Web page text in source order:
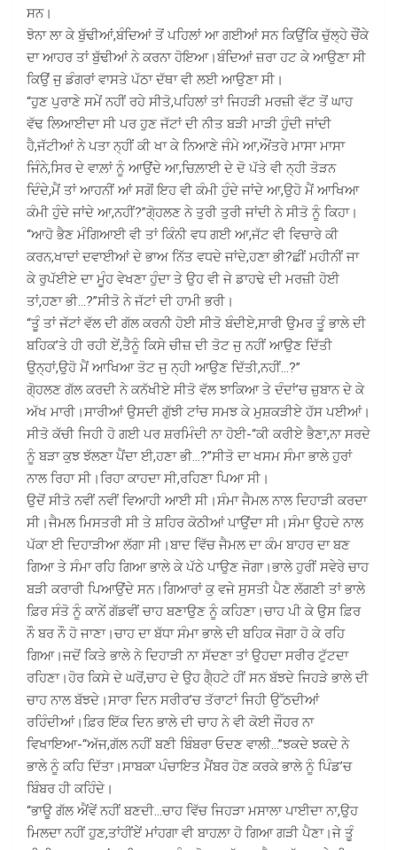
ਸਨ।
ਝੋਨਾ ਲਾ ਕੇ ਬੁੱਢੀਆਂ,ਬੰਦਿਆਂ ਤੋਂ ਪਹਿਲਾਂ ਆ ਗਈਆਂ ਸਨ ਕਿਉਂਕਿ ਚੁੱਲ੍ਹੇ ਚੌਂਕੇ
ਦਾ ਆਹਰ ਤਾਂ ਬੁੱਢੀਆਂ ਨੇ ਕਰਨਾ ਹੋਇਆ।ਬੰਦਿਆਂ ਜ਼ਰਾ ਹਟ ਕੇ ਆਉਣਾ ਸੀ
ਕਿਉਂ ਜੁ ਡੰਗਰਾਂ ਵਾਸਤੇ ਪੱਠਾ ਦੱਥਾ ਵੀ ਲਈ ਆਉਣਾ ਸੀ।
“ਹੁਣ ਪੁਰਾਣੇ ਸਮੇਂ ਨਹੀਂ ਰਹੇ ਸੀਤੋ,ਪਹਿਲਾਂ ਤਾਂ ਜਿਹੜੀ ਮਰਜ਼ੀ ਵੱਟ ਤੋਂ ਘਾਹ
ਵੱਢ ਲਿਆਈਦਾ ਸੀ ਪਰ ਹੁਣ ਜੱਟਾਂ ਦੀ ਨੀਤ ਬੜੀ ਮਾੜੀ ਹੁੰਦੀ ਜਾਂਦੀ
ਹੈ,ਜੱਟੀਆਂ ਨੇ ਪਤਾ ਨ੍ਹੀਂ ਕੀ ਖਾ ਕੇ ਨਿਆਣੇ ਜੰਮੇ ਆ,ਔਂਤਰੇ ਮਾਸਾ ਮਾਸਾ
ਜਿੰਨੇ,ਸਿਰ ਦੇ ਵਾਲ਼ਾਂ ਨੂੰ ਆਉਂਦੇ ਆ,ਚਿਲ਼ਾਈ ਦੇ ਦੋ ਪੱਤੇ ਵੀ ਨ੍ਹੀ ਤੋੜਨ
ਦਿੰਦੇ,ਮੈਂ ਤਾਂ ਆਹਨੀਂ ਆਂ ਸਗੋਂ ਇਹ ਵੀ ਕੰਮੀ ਹੁੰਦੇ ਜਾਂਦੇ ਆ,ਉਹੋ ਮੈਂ ਆਖਿਆ
ਕੰਮੀ ਹੁੰਦੇ ਜਾਂਦੇ ਆ,ਨਹੀਂ?”ਗੋ੍ਹਲਣ ਨੇ ਤੁਰੀ ਤੁਰੀ ਜਾਂਦੀ ਨੇ ਸੀਤੋ ਨੂੰ ਕਿਹਾ।
“ਆਹੋ ਭੈਣ ਮੰਗਿਆਈ ਵੀ ਤਾਂ ਕਿੰਨੀ ਵਧ ਗਈ ਆ,ਜੱਟ ਵੀ ਵਿਚਾਰੇ ਕੀ
ਕਰਨ,ਖਾਦਾਂ ਦਵਾਈਆਂ ਦੇ ਭਾਅ ਨਿੱਤ ਵਧਦੇ ਜਾਂਦੇ,ਹਣਾ ਭੀ?ਛੀਂ ਮਹੀਨੀਂ ਜਾ
ਕੇ ਰੁਪੱਈਏ ਦਾ ਮੂੰਹ ਵੇਖਣਾ ਹੁੰਦਾ ਤੇ ਉਹ ਵੀ ਜੇ ਡਾਹਢੇ ਦੀ ਮਰਜ਼ੀ ਹੋਈ
ਤਾਂ,ਹਣਾ ਭੀ…?”ਸੀਤੋ ਨੇ ਜੱਟਾਂ ਦੀ ਹਾਮੀ ਭਰੀ।
“ਤੂੰ ਤਾਂ ਜੱਟਾਂ ਵੱਲ ਦੀ ਗੱਲ ਕਰਨੀ ਹੋਈ ਸੀਤੋ ਬੰਦੀਏ,ਸਾਰੀ ਉਮਰ ਤੂੰ ਭਾਲੇ ਦੀ
ਬਹਿਕ’ਤੇ ਹੀ ਰਹੀ ਏਂ,ਤੈਨੂੰ ਕਿਸੇ ਚੀਜ਼ ਦੀ ਤੋਟ ਜੁ ਨਹੀਂ ਆਉਣ ਦਿੱਤੀ
ਉਨ੍ਹਾਂ,ਉਹੋ ਮੈਂ ਆਖਿਆ ਤੋਟ ਜੁ ਨ੍ਹੀ ਆਉਣ ਦਿੱਤੀ,ਨਹੀਂ…?”
ਗੋ੍ਹਲਣ ਗੱਲ ਕਰਦੀ ਨੇ ਕਨੱਖੀਏ ਸੀਤੋ ਵੱਲ ਝਾਕਿਆ ਤੇ ਦੰਦਾਂ’ਚ ਜ਼ੁਬਾਨ ਦੇ ਕੇ
ਅੱਖ ਮਾਰੀ।ਸਾਰੀਆਂ ਉਸਦੀ ਗੁੱਝੀ ਟਾਂਚ ਸਮਝ ਕੇ ਮੁਸ਼ਕੜੀਏ ਹੱਸ ਪਈਆਂ।
ਸੀਤੋ ਕੱਚੀ ਜਿਹੀ ਹੋ ਗਈ ਪਰ ਸ਼ਰਮਿੰਦੀ ਨਾ ਹੋਈ-“ਕੀ ਕਰੀਏ ਭੈਣਾ,ਨਾ ਸਰਦੇ
ਨੂੰ ਬੜਾ ਕੁਝ ਝੱਲਣਾ ਪੈਂਦਾ ਈ,ਹਣਾ ਭੀ…?”ਸੀਤੋ ਦਾ ਖਸਮ ਸੰਮਾ ਭਾਲੇ ਹੁਰਾਂ
ਨਾਲ ਰਿਹਾ ਸੀ।ਰਿਹਾ ਕਾਹਦਾ ਸੀ,ਰਹਿਣਾ ਪਿਆ ਸੀ।
ਉਦੋਂ ਸੀਤੋ ਨਵੀਂ ਨਵੀਂ ਵਿਆਹੀ ਆਈ ਸੀ।ਸੰਮਾ ਜੈਮਲ ਨਾਲ ਦਿਹਾੜੀ ਕਰਦਾ
ਸੀ।ਜੈਮਲ ਮਿਸਤਰੀ ਸੀ ਤੇ ਸ਼ਹਿਰ ਕੋਠੀਆਂ ਪਾਉਂਦਾ ਸੀ।ਸੰਮਾ ਉਹਦੇ ਨਾਲ
ਪੱਕਾ ਈ ਦਿਹਾੜੀਆ ਲੱਗਾ ਸੀ।ਬਾਦ ਵਿੱਚ ਜੈਮਲ ਦਾ ਕੰਮ ਬਾਹਰ ਦਾ ਬਣ
ਗਿਆ ਤੇ ਸੰਮਾ ਰਹਿ ਗਿਆ ਭਾਲੇ ਕੇ ਪੱਠੇ ਪਾਉਣ ਜੋਗਾ।ਭਾਲੇ ਹੁਰੀਂ ਸਵੇਰੇ ਚਾਹ
ਬੜੀ ਕਰਾਰੀ ਪਿਆਉਂਦੇ ਸਨ।ਗਿਆਰਾਂ ਕੁ ਵਜੇ ਸੁਸਤੀ ਪੈਣ ਲੱਗਣੀ ਤਾਂ ਭਾਲੇ
ਫ਼ਿਰ ਸੰਤੋ ਨੂੰ ਕਾਨੇਂ ਗੱਡਵੀਂ ਚਾਹ ਬਣਾਉਣ ਨੂੰ ਕਹਿਣਾ।ਚਾਹ ਪੀ ਕੇ ਉਸ ਫ਼ਿਰ
ਨੌ ਬਰ ਨੌ ਹੋ ਜਾਣਾ।ਚਾਹ ਦਾ ਬੱਧਾ ਸੰਮਾ ਭਾਲੇ ਦੀ ਬਹਿਕ ਜੋਗਾ ਹੋ ਕੇ ਰਹਿ
ਗਿਆ।ਜਦੋਂ ਕਿਤੇ ਭਾਲੇ ਨੇ ਦਿਹਾੜੀ ਨਾ ਸੱਦਣਾ ਤਾਂ ਉਹਦਾ ਸਰੀਰ ਟੁੱਟਦਾ
ਰਹਿਣਾ।ਹੋਰ ਕਿਸੇ ਦੇ ਘਰੋਂ,ਚਾਹ ਦੇ ਉਹ ਗੈ੍ਹਟੇ ਹੀਂ ਸਨ ਬੱਝਦੇ ਜਿਹੜੇ ਭਾਲੇ ਦੀ
ਚਾਹ ਨਾਲ ਬੱਝਦੇ।ਸਾਰਾ ਦਿਨ ਸਰੀਰ’ਚ ਤੱਰਾਟਾਂ ਜਿਹੀ ਉੱਠਦੀਆਂ
ਰਹਿੰਦੀਆਂ।ਫ਼ਿਰ ਇੱਕ ਦਿਨ ਭਾਲੇ ਦੀ ਚਾਹ ਨੇ ਵੀ ਕੋਈ ਜੌਹਰ ਨਾ
ਵਿਖਾਇਆ-“ਅੱਜ,ਗੱਲ ਨਹੀਂ ਬਣੀ ਬਿੰਬਰਾ ਓਦਣ ਵਾਲੀ…”ਝਕਦੇ ਝਕਦੇ ਨੇ
ਭਾਲੇ ਨੂੰ ਕਹਿ ਦਿੱਤਾ।ਸਾਬਕਾ ਪੰਚਾਇਤ ਮੈਂਬਰ ਹੋਣ ਕਰਕੇ ਭਾਲੇ ਨੂੰ ਪਿੰਡ’ਚ
ਬਿੰਬਰ ਹੀ ਕਹਿੰਦੇ।
“ਭਾਊ ਗੱਲ ਐਂਵੇਂ ਨਹੀਂ ਬਣਦੀ…ਚਾਹ ਵਿੱਚ ਜਿਹੜਾ ਮਸਾਲਾ ਪਾਈਦਾ ਨਾ,ਉਹ
ਮਿਲਦਾ ਨਹੀਂ ਹੁਣ,ਤਾਂਹੀਂਏਂ ਮਾਂਹਗਾ ਵੀ ਬਾਹਲ਼ਾ ਹੋ ਗਿਆ ਗੜੀ ਪੈਣਾ।ਜੇ ਤੂੰ